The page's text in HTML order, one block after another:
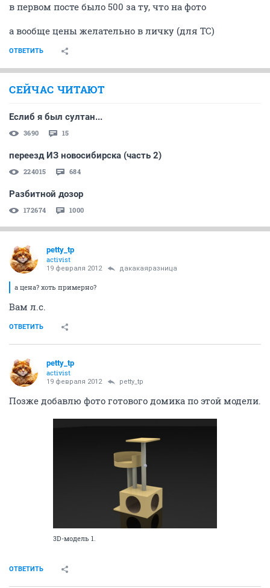
в первом посте было 500 за ту, что на фото
а вообще цены желательно в личку (для ТС)
ОТВЕТИТЬ
СЕЙЧАС ЧИТАЮТ
Еслиб я был султан...
3690 15
переезд ИЗ новосибирска (часть 2)
224015 684
Разбитной дозор
172674 1000
petty_tp
activist
19 февраля 2012 дакакаяразница
а цена? хоть примерно?
Вам л.с.
ОТВЕТИТЬ
petty_tp
activist
19 февраля 2012 petty_tp
Позже добавлю фото готового домика по этой модели.
3D-модель 1.
ОТВЕТИТЬ